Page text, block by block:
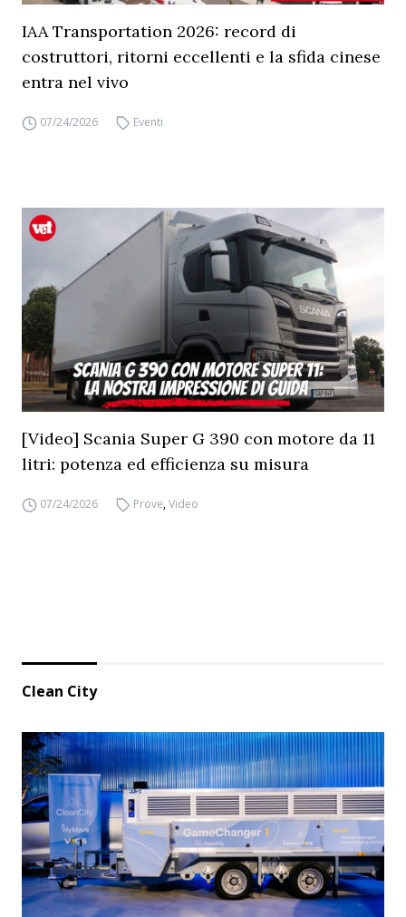
IAA Transportation 2026: record di
costruttori, ritorni eccellenti e la sfida cinese
entra nel vivo
07/24/2026 Eventi
[Video] Scania Super G 390 con motore da 11
litri: potenza ed efficienza su misura
07/24/2026 Prove,Video
Clean City